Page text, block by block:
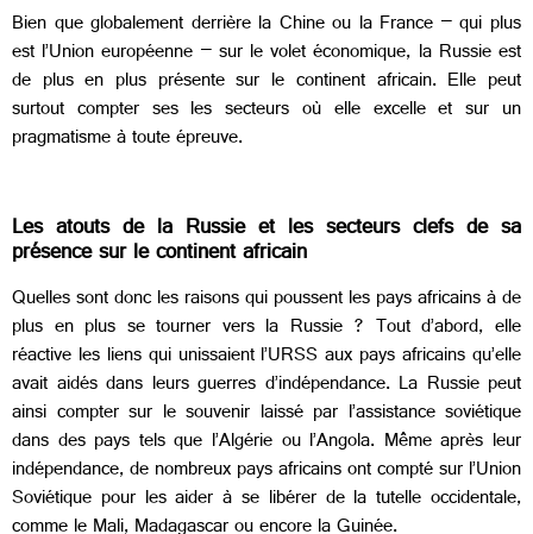
Bien que globalement derrière la Chine ou la France – qui plus
est l’Union européenne – sur le volet économique, la Russie est
de plus en plus présente sur le continent africain. Elle peut
surtout compter ses les secteurs où elle excelle et sur un
pragmatisme à toute épreuve.
Les atouts de la Russie et les secteurs clefs de sa
présence sur le continent africain
Quelles sont donc les raisons qui poussent les pays africains à de
plus en plus se tourner vers la Russie ? Tout d’abord, elle
réactive les liens qui unissaient l’URSS aux pays africains qu’elle
avait aidés dans leurs guerres d’indépendance. La Russie peut
ainsi compter sur le souvenir laissé par l’assistance soviétique
dans des pays tels que l’Algérie ou l’Angola. Même après leur
indépendance, de nombreux pays africains ont compté sur l’Union
Soviétique pour les aider à se libérer de la tutelle occidentale,